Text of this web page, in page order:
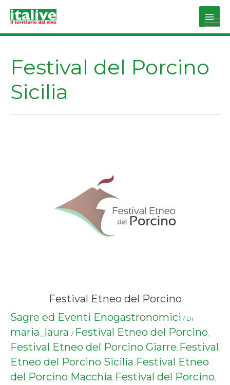
Main
Festival del Porcino
Sicilia
Festival Etneo del Porcino
Sagre ed Eventi Enogastronomici / Di
maria_laura / Festival Etneo del Porcino,
Festival Etneo del Porcino Giarre, Festival
Etneo del Porcino Sicilia, Festival Etneo
del Porcino Macchia, Festival del Porcino,